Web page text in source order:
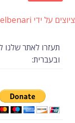
ציוצים על ידי drmichaelbenari
תעזרו לאתר שלנו
ובעברית: